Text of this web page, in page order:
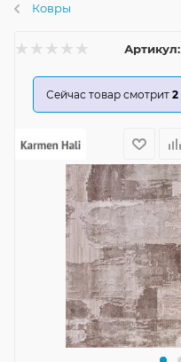
Ковры
Артикул:
Сейчас товар смотрит 2